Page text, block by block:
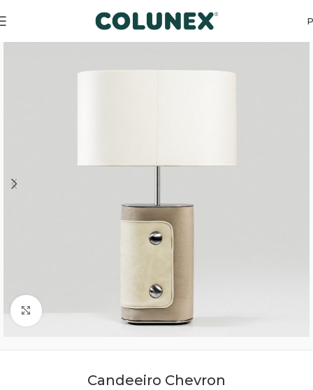
Click to enlarge
Candeeiro Chevron